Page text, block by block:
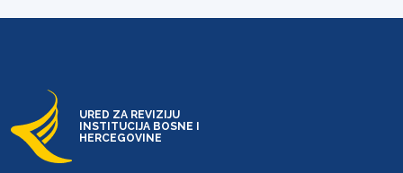
URED ZA REVIZIJU
INSTITUCIJA BOSNE I
HERCEGOVINE